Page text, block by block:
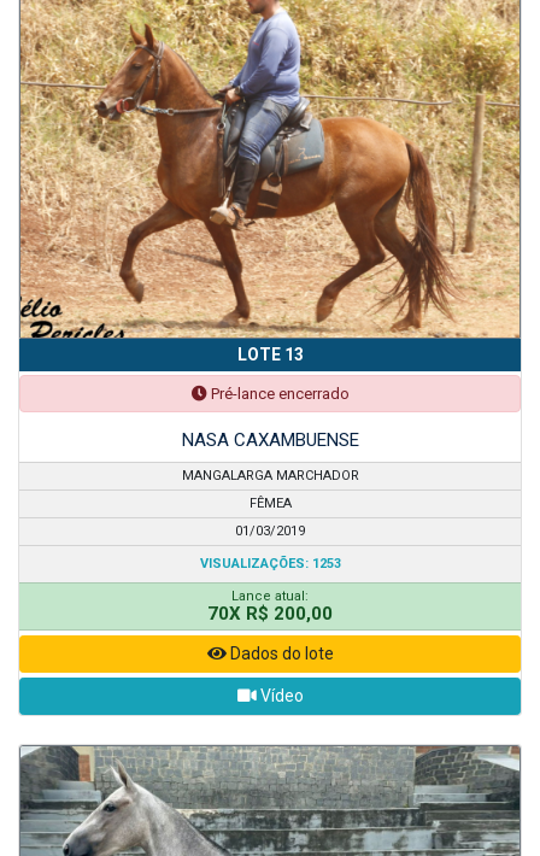
LOTE 13
Pré-lance encerrado
NASA CAXAMBUENSE
MANGALARGA MARCHADOR
FÊMEA
01/03/2019
VISUALIZAÇÕES: 1253
Lance atual:
70X R$ 200,00
Dados do lote
Vídeo